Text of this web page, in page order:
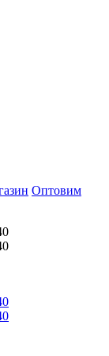
Оптовим